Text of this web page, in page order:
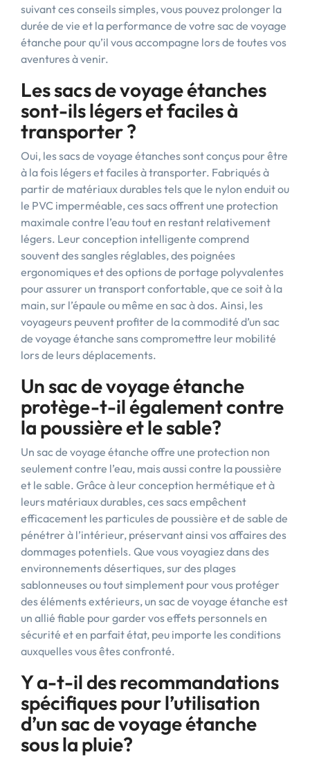
suivant ces conseils simples, vous pouvez prolonger la
durée de vie et la performance de votre sac de voyage
étanche pour qu’il vous accompagne lors de toutes vos
aventures à venir.
Les sacs de voyage étanches
sont-ils légers et faciles à
transporter ?
Oui, les sacs de voyage étanches sont conçus pour être
à la fois légers et faciles à transporter. Fabriqués à
partir de matériaux durables tels que le nylon enduit ou
le PVC imperméable, ces sacs offrent une protection
maximale contre l’eau tout en restant relativement
légers. Leur conception intelligente comprend
souvent des sangles réglables, des poignées
ergonomiques et des options de portage polyvalentes
pour assurer un transport confortable, que ce soit à la
main, sur l’épaule ou même en sac à dos. Ainsi, les
voyageurs peuvent profiter de la commodité d’un sac
de voyage étanche sans compromettre leur mobilité
lors de leurs déplacements.
Un sac de voyage étanche
protège-t-il également contre
la poussière et le sable?
Un sac de voyage étanche offre une protection non
seulement contre l’eau, mais aussi contre la poussière
et le sable. Grâce à leur conception hermétique et à
leurs matériaux durables, ces sacs empêchent
efficacement les particules de poussière et de sable de
pénétrer à l’intérieur, préservant ainsi vos affaires des
dommages potentiels. Que vous voyagiez dans des
environnements désertiques, sur des plages
sablonneuses ou tout simplement pour vous protéger
des éléments extérieurs, un sac de voyage étanche est
un allié fiable pour garder vos effets personnels en
sécurité et en parfait état, peu importe les conditions
auxquelles vous êtes confronté.
Y a-t-il des recommandations
spécifiques pour l’utilisation
d’un sac de voyage étanche
sous la pluie?